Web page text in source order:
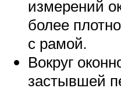
измерений
более
с рамой.
Вокруг
застывшей